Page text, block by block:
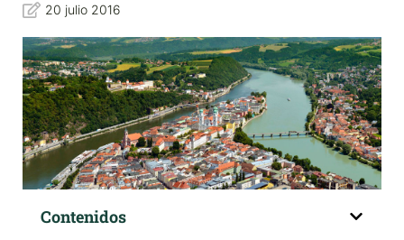
20 julio 2016
Contenidos